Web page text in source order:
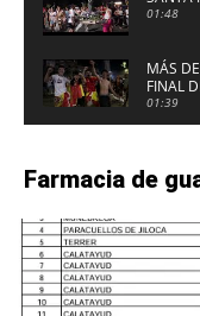
01:48
MÁS
FINAL
01:39
Farmacia de